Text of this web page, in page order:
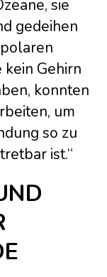
sie
gedeihen
kein Gehirn
konnten
um
so zu
ist.“